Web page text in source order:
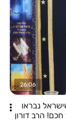
26:06
נבראו
הרב דורון